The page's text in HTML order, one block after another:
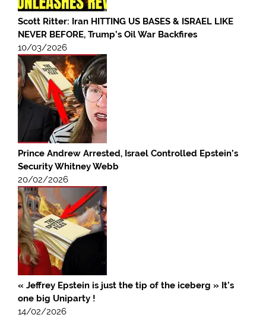
Scott Ritter: Iran HITTING US BASES & ISRAEL LIKE
NEVER BEFORE, Trump’s Oil War Backfires
10/03/2026
Prince Andrew Arrested, Israel Controlled Epstein’s
Security Whitney Webb
20/02/2026
« Jeffrey Epstein is just the tip of the iceberg » It’s
one big Uniparty !
14/02/2026